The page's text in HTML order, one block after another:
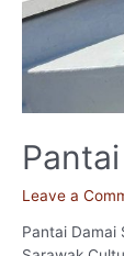
Leave a
Pantai Damai